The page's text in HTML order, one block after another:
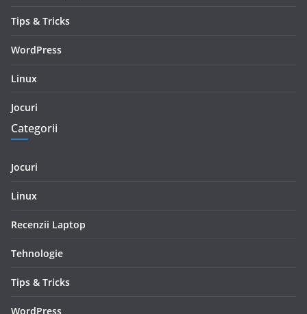
Tips & Tricks
WordPress
Linux
Jocuri
Categorii
Jocuri
Linux
Recenzii Laptop
Tehnologie
Tips & Tricks
WordPress